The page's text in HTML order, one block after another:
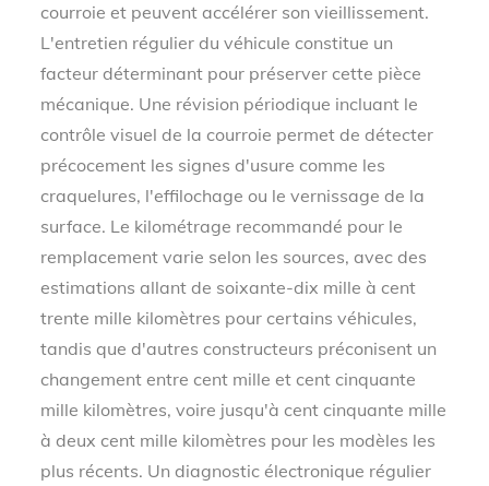
courroie et peuvent accélérer son vieillissement.
L'entretien régulier du véhicule constitue un
facteur déterminant pour préserver cette pièce
mécanique. Une révision périodique incluant le
contrôle visuel de la courroie permet de détecter
précocement les signes d'usure comme les
craquelures, l'effilochage ou le vernissage de la
surface. Le kilométrage recommandé pour le
remplacement varie selon les sources, avec des
estimations allant de soixante-dix mille à cent
trente mille kilomètres pour certains véhicules,
tandis que d'autres constructeurs préconisent un
changement entre cent mille et cent cinquante
mille kilomètres, voire jusqu'à cent cinquante mille
à deux cent mille kilomètres pour les modèles les
plus récents. Un diagnostic électronique régulier